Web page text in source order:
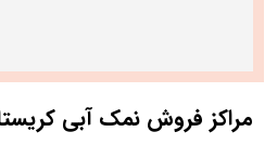
مراکز فروش نمک آبی